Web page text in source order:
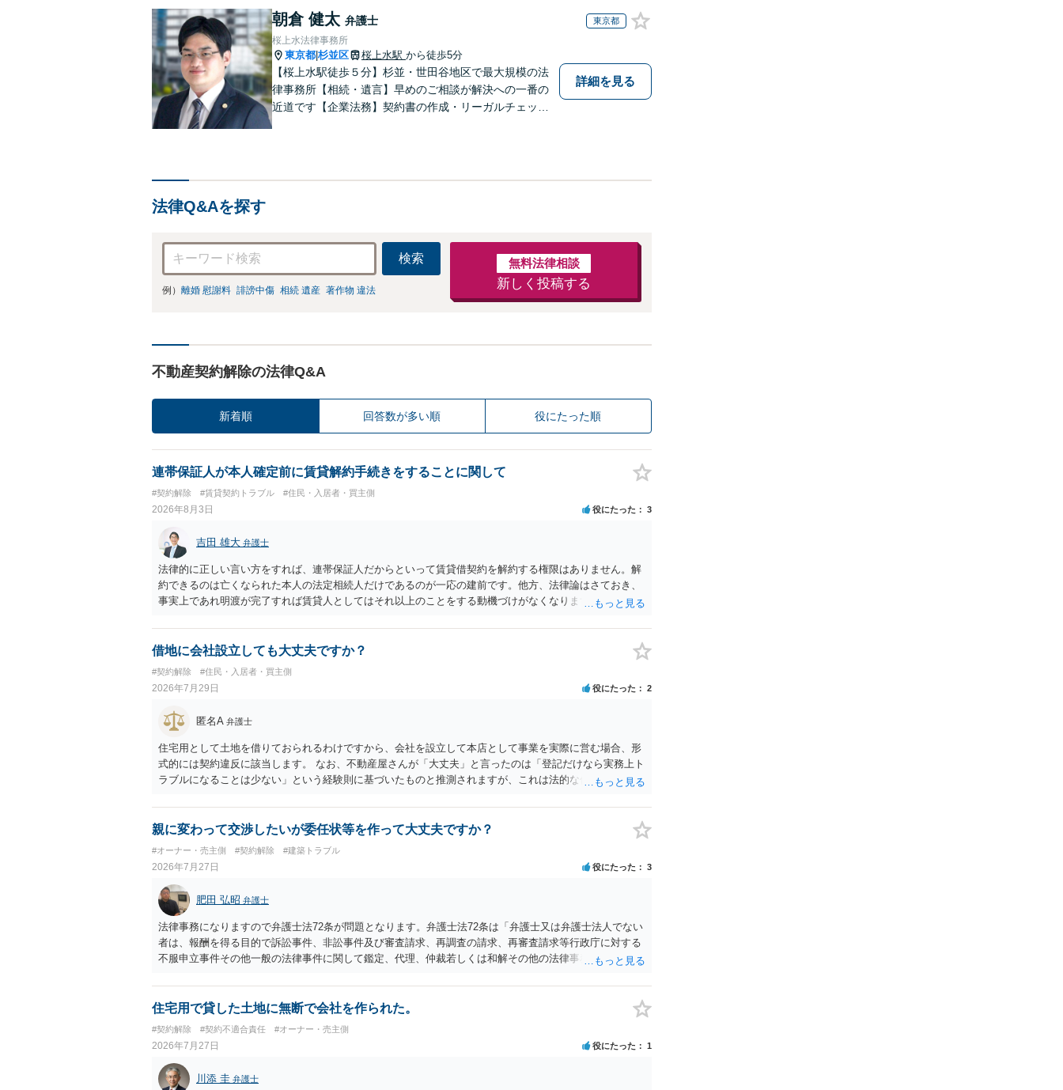
朝倉 健太 弁護士 東京都
桜上水法律事務所
東京都 杉並区 桜上水駅 から徒歩5分
【桜上水駅徒歩５分】杉並・世田谷地区で最大規模の法
律事務所【相続・遺言】早めのご相談が解決への一番の
近道です【企業法務】契約書の作成・リーガルチェック
詳細を見る
法律Q&Aを探す
検索
例） 離婚 慰謝料 誹謗中傷 相続 遺産 著作物 違法
無料法律相談
新しく投稿する
不動産契約解除の法律Q&A
新着順 回答数が多い順 役にたった順
連帯保証人が本人確定前に賃貸解約手続きをすることに関して
#契約解除 #賃貸契約トラブル #住民・入居者・買主側
2026年8月3日 役にたった 3
吉田 雄大 弁護士
法律的に正しい言い方をすれば、連帯保証人だからといって賃貸借契約を解約する権限はありません。解
約できるのは亡くなられた本人の法定相続人だけであるのが一応の建前です。他方、法律論はさておき、
事実上であれ明渡が完了すれば賃貸人としてはそれ以上のことをする動機づけがなくなります。 今回進め
が良いと思います。またその方法で進めた方が、連帯保証人であるお知り合いさんにとっても、自身の経
済的負担を最小限に食い止められるため望ましいやり方だといえます。
借地に会社設立しても大丈夫ですか？
#契約解除 #住民・入居者・買主側
2026年7月29日 役にたった 2
匿名A 弁護士
住宅用として土地を借りておられるわけですから、会社を設立して本店として事業を実際に営む場合、形
式的には契約違反に該当します。 なお、不動産屋さんが「大丈夫」と言ったのは「登記だけなら実務上ト
ラブルになることは少ない」という経験則に基づいたものと推測されますが、これは法的な保証ではあり
で、建物を事務所・店舗用に大きく改築する等までなさらない限り、リスクはそれほど大きくないかもし
れません。 しかしそれでも、大家さんが契約違反を口実に、将来の更新時に更新料の上乗せを要求した
親に変わって交渉したいが委任状等を作って大丈夫ですか？
#オーナー・売主側 #契約解除 #建築トラブル
2026年7月27日 役にたった 3
肥田 弘昭 弁護士
法律事務になりますので弁護士法72条が問題となります。弁護士法72条は「弁護士又は弁護士法人でない
者は、報酬を得る目的で訴訟事件、非訟事件及び審査請求、再調査の請求、再審査請求等行政庁に対する
不服申立事件その他一般の法律事件に関して鑑定、代理、仲裁若しくは和解その他の法律事務を取り扱
めがある場合は、この限りでない。」とのことから、報酬を得る目的がないのであれば適法です。なぜな
ら、弁護士法72条に違反しないのであれば、委任については無償で委任者が受任者に委任できるからで
住宅用で貸した土地に無断で会社を作られた。
#契約解除 #契約不適合責任 #オーナー・売主側
2026年7月27日 役にたった 1
川添 圭 弁護士